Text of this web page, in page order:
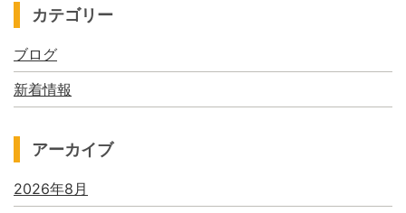
カテゴリー
ブログ
新着情報
アーカイブ
2026年8月